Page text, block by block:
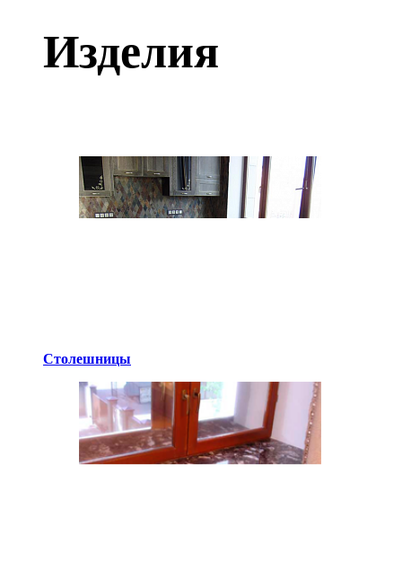
Изделия
Столешницы